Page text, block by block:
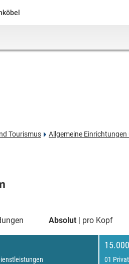
Tourismus Allgemeine
Absolut pro Kopf
01